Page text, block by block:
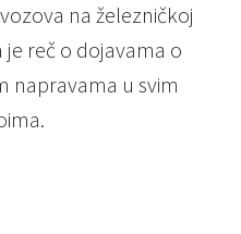
na železničkoj
je reč o dojavama o
napravama u svim